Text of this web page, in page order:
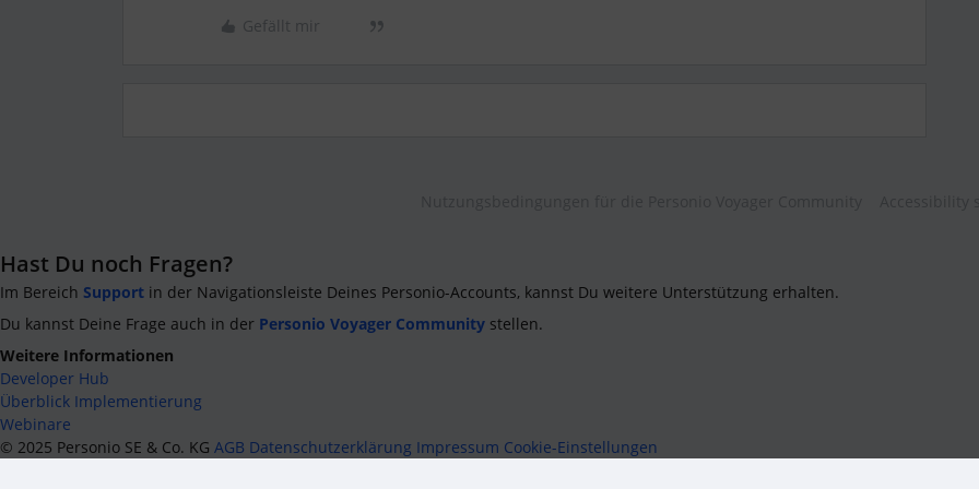
Gefällt mir
Hast Du noch Fragen?
Im Bereich Support in der Navigationsleiste Deines Personio-Accounts, kannst Du weitere Unterstützung erhalten.
Du kannst Deine Frage auch in der Personio Voyager Community stellen.
Weitere Informationen
Developer Hub
Überblick Implementierung
Webinare
© 2025 Personio SE & Co. KG AGB Datenschutzerklärung Impressum Cookie-Einstellungen